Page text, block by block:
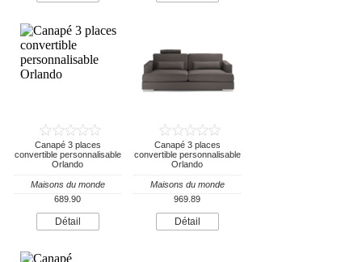
Canapé 3 places
convertible personnalisable
Orlando
Maisons du monde
689.90
Détail
Canapé 3 places
convertible personnalisable
Orlando
Maisons du monde
969.89
Détail